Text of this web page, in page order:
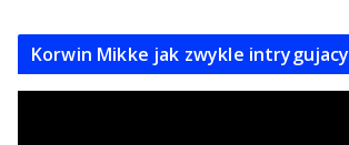
Korwin Mikke jak zwykle intrygujacy